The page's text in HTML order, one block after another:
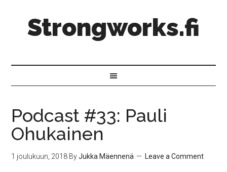
Strongworks.fi
Podcast #33: Pauli
Ohukainen
1 joulukuun, 2018 ByJukka Mäennenä Leave a Comment